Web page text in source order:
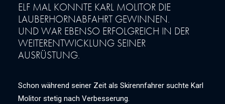
ELF MAL KONNTE KARL MOLITOR DIE
LAUBERHORNABFAHRT GEWINNEN.
UND WAR EBENSO ERFOLGREICH IN DER
WEITERENTWICKLUNG SEINER
AUSRÜSTUNG.
Schon während seiner Zeit als Skirennfahrer suchte Karl
Molitor stetig nach Verbesserung.